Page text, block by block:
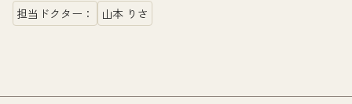
担当ドクター： 山本 りさ